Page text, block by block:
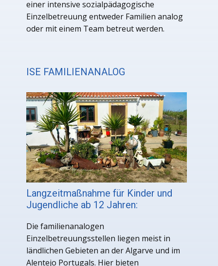
einer intensive sozialpädagogische
Einzelbetreuung entweder Familien analog
oder mit einem Team betreut werden.
ISE FAMILIENANALOG
Langzeitmaßnahme für Kinder und
Jugendliche ab 12 Jahren:
Die familienanalogen
Einzelbetreuungsstellen liegen meist in
ländlichen Gebieten an der Algarve und im
Alentejo Portugals. Hier bieten